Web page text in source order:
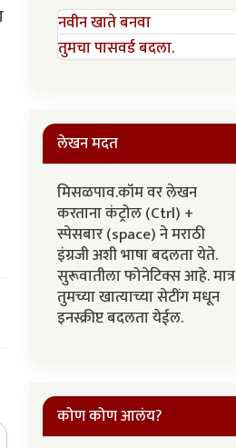
नवीन खाते बनवा
तुमचा पासवर्ड बदला.
लेखन मदत
मिसळपाव.कॉम वर लेखन
करताना कंट्रोल (Ctrl) +
स्पेसबार (space) ने मराठी
इंग्रजी अशी भाषा बदलता येते.
सुरूवातीला फोनेटिक्स आहे. मात्र
तुमच्या खात्याच्या सेटींग मधून
इनस्क्रीप्ट बदलता येईल.
कोण कोण आलंय?